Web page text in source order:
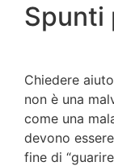
Spunti
Chiedere
non è una
come una
devono
fine di